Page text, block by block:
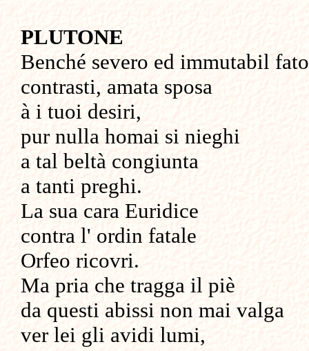
PLUTONE
Benché severo ed immutabil fato
contrasti, amata sposa
à i tuoi desiri,
pur nulla homai si nieghi
a tal beltà congiunta
a tanti preghi.
La sua cara Euridice
contra l' ordin fatale
Orfeo ricovri.
Ma pria che tragga il piè
da questi abissi non mai valga
ver lei gli avidi lumi,